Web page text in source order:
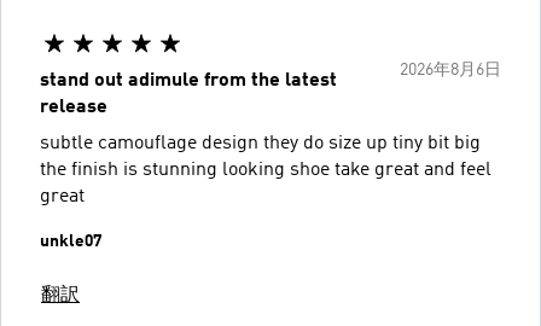
2026年8月6日
stand out adimule from the latest
release
subtle camouflage design they do size up tiny bit big
the finish is stunning looking shoe take great and feel
great
unkle07
翻訳